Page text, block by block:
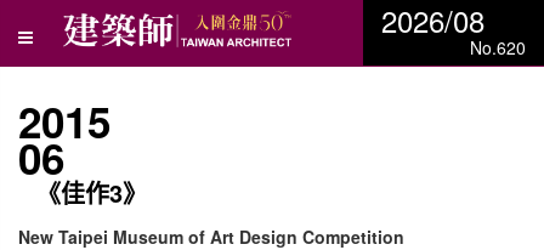
2026/08
No.620
2015
06
《佳作3》
New Taipei Museum of Art Design Competition